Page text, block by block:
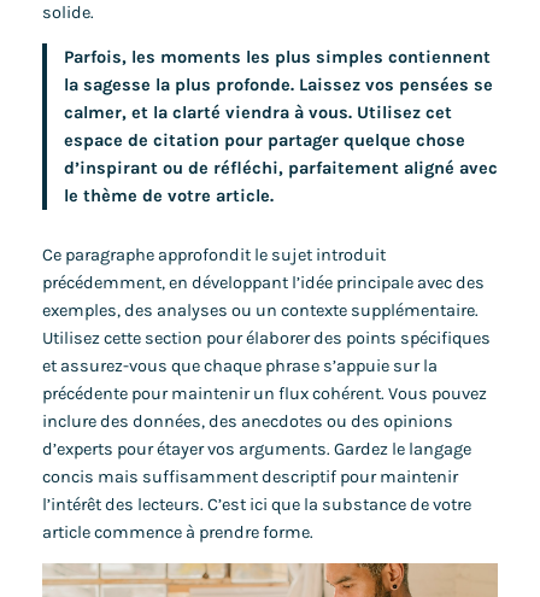
solide.
Parfois, les moments les plus simples contiennent
la sagesse la plus profonde. Laissez vos pensées se
calmer, et la clarté viendra à vous. Utilisez cet
espace de citation pour partager quelque chose
d’inspirant ou de réfléchi, parfaitement aligné avec
le thème de votre article.
Ce paragraphe approfondit le sujet introduit
précédemment, en développant l’idée principale avec des
exemples, des analyses ou un contexte supplémentaire.
Utilisez cette section pour élaborer des points spécifiques
et assurez-vous que chaque phrase s’appuie sur la
précédente pour maintenir un flux cohérent. Vous pouvez
inclure des données, des anecdotes ou des opinions
d’experts pour étayer vos arguments. Gardez le langage
concis mais suffisamment descriptif pour maintenir
l’intérêt des lecteurs. C’est ici que la substance de votre
article commence à prendre forme.